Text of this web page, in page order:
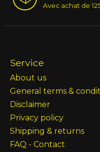
Avec achat de
Service
About us
General terms &
Disclaimer
Privacy policy
Shipping & returns
FAQ - Contact